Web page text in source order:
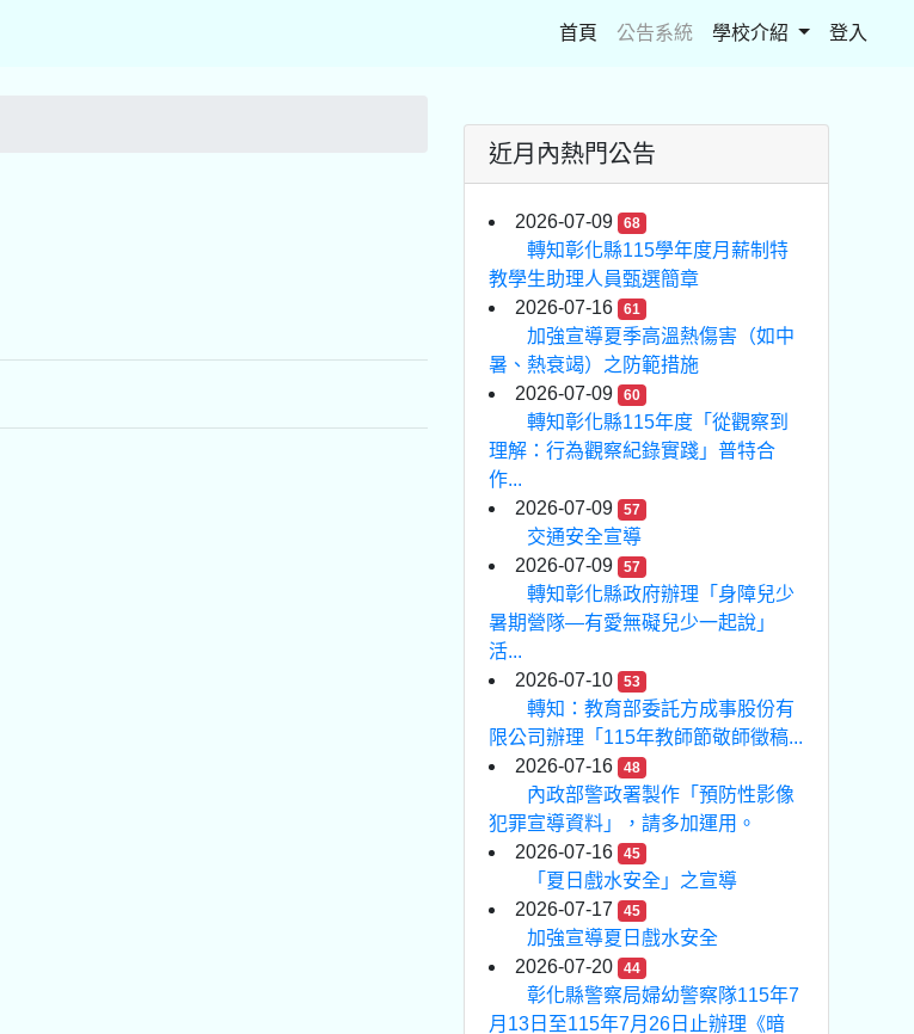
首頁 (current)
公告系統 學校介紹 登入
近月內熱門公告
2026-07-09 68
轉知彰化縣115學年度月薪制特
教學生助理人員甄選簡章
2026-07-16
61
加強宣導夏季高溫熱傷害（如中
暑、熱衰竭）之防範措施
2026-07-09
60
轉知彰化縣115年度「從觀察到
理解：行為觀察紀錄實踐」普特合
作...
2026-07-09
57
交通安全宣導
2026-07-09
57
轉知彰化縣政府辦理「身障兒少
暑期營隊—有愛無礙兒少一起說」
活...
2026-07-10
53
轉知：教育部委託方成事股份有
限公司辦理「115年教師節敬師徵稿...
2026-07-16
48
內政部警政署製作「預防性影像
犯罪宣導資料」，請多加運用。
2026-07-16
45
「夏日戲水安全」之宣導
2026-07-17
45
加強宣導夏日戲水安全
2026-07-20
44
彰化縣警察局婦幼警察隊115年7
月13日至115年7月26日止辦理《暗